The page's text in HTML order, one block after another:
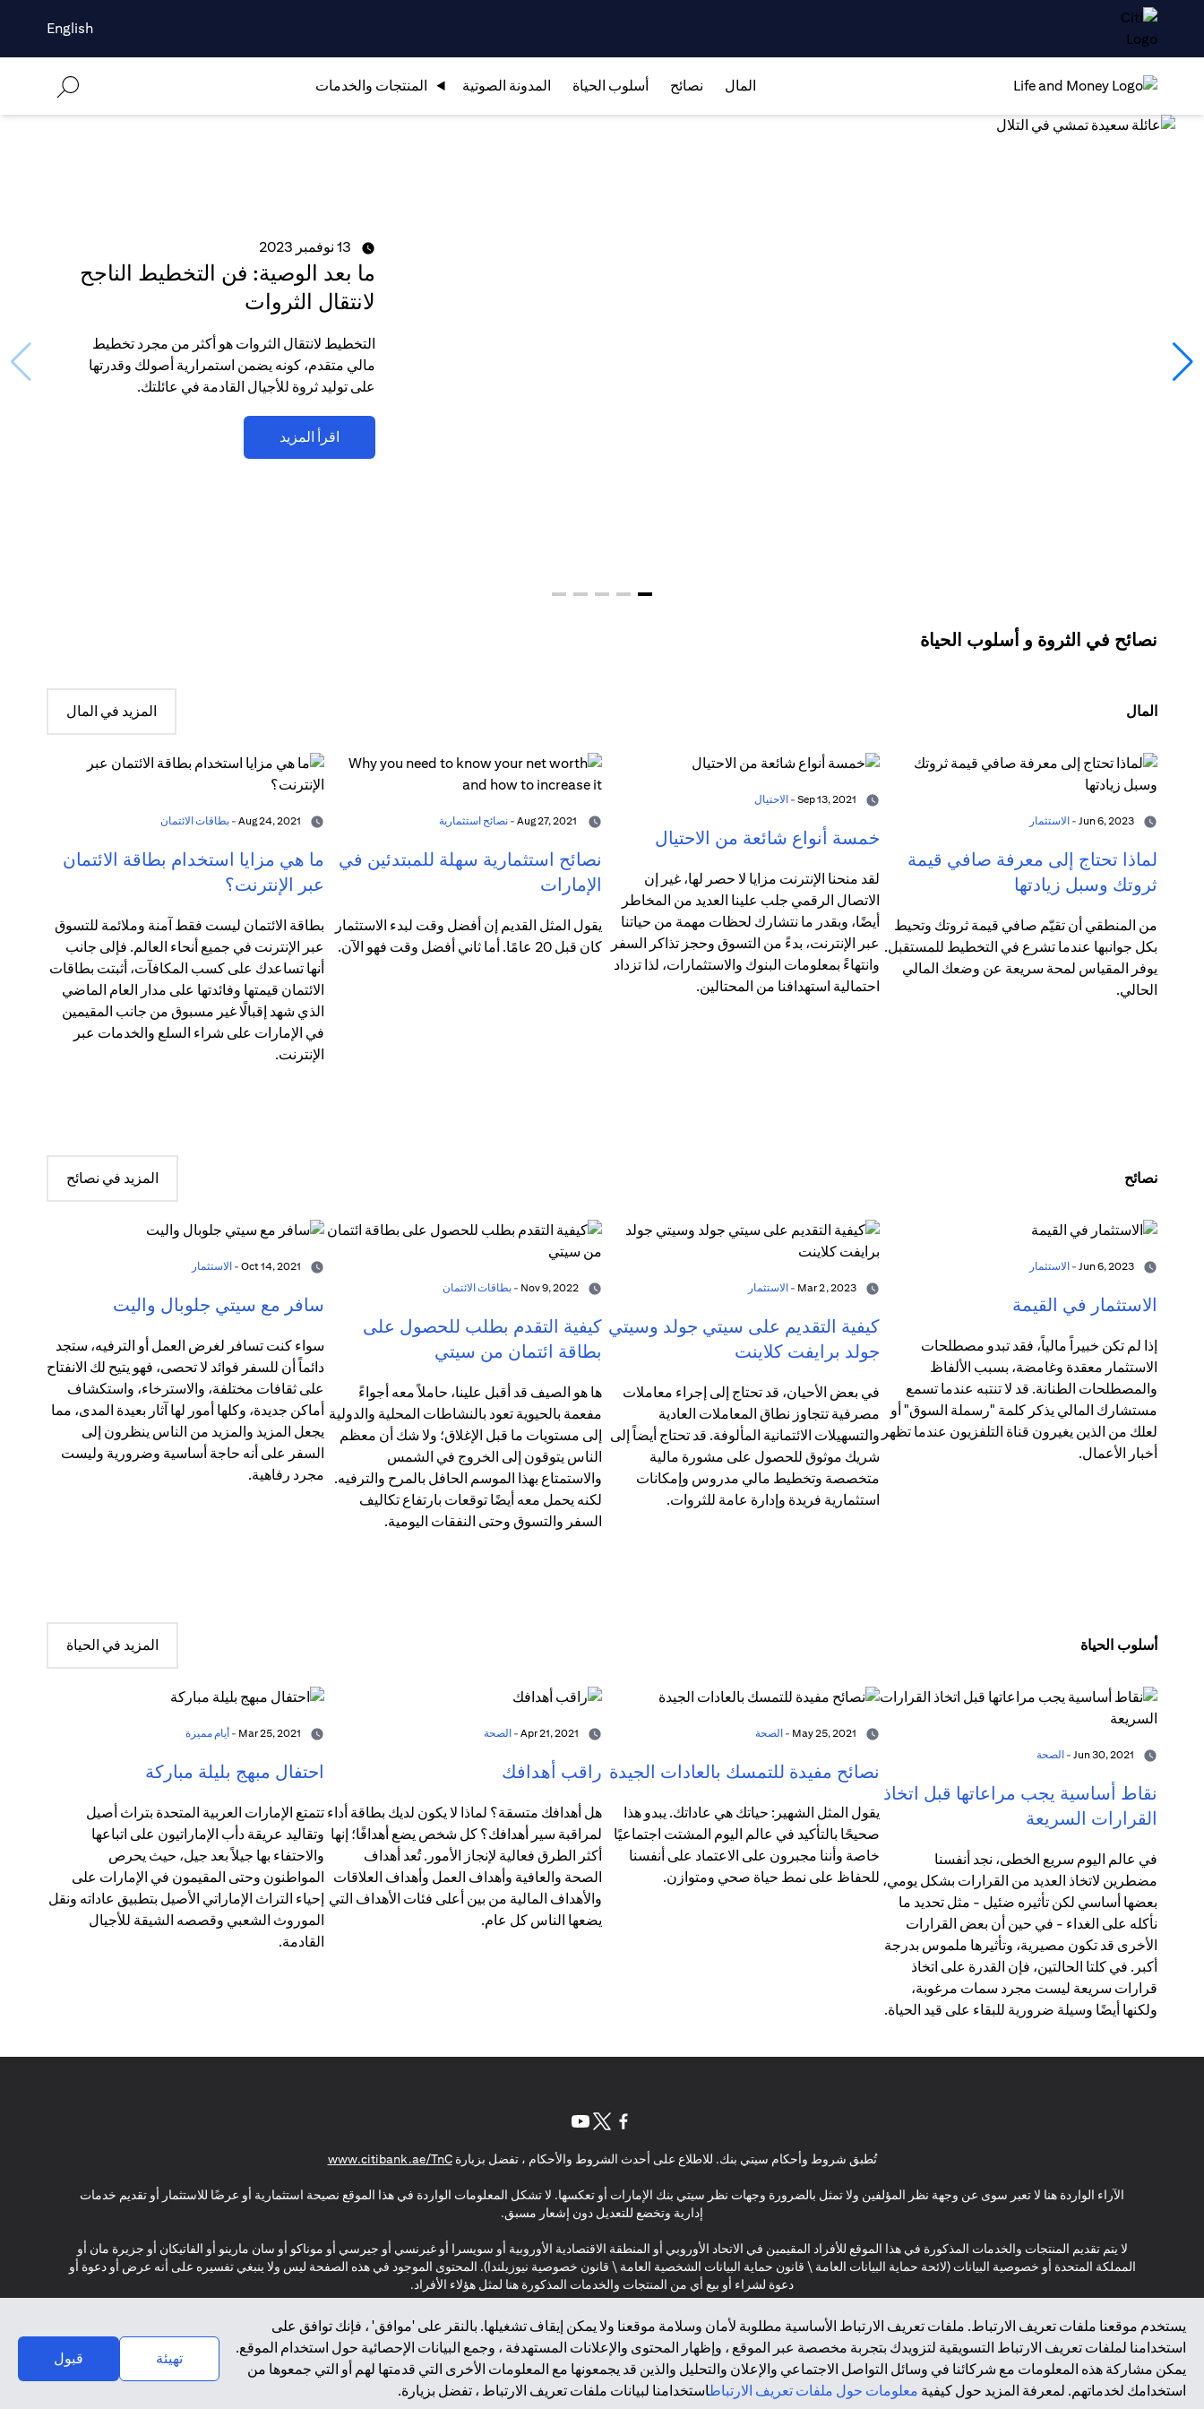
↑
English
المال نصائح أسلوب الحياة المدونة الصوتية المنتجات والخدمات
ما بعد الوصية: فن التخطيط الناجح
لانتقال الثروات
التخطيط لانتقال الثروات هو أكثر من مجرد تخطيط
مالي متقدم، كونه يضمن استمرارية أصولك وقدرتها
على توليد ثروة للأجيال القادمة في عائلتك.
اقرأ المزيد
نصائح في الثروة و أسلوب الحياة
المال المزيد في المال
الاستثمار
لماذا تحتاج إلى معرفة صافي قيمة
ثروتك وسبل زيادتها
من المنطقي أن تقيّم صافي قيمة ثروتك وتحيط
بكل جوانبها عندما تشرع في التخطيط للمستقبل.
يوفر المقياس لمحة سريعة عن وضعك المالي
الحالي.
الاحتيال
خمسة أنواع شائعة من الاحتيال
لقد منحنا الإنترنت مزايا لا حصر لها، غير إن
الاتصال الرقمي جلب علينا العديد من المخاطر
أيضًا، وبقدر ما نتشارك لحظات مهمة من حياتنا
عبر الإنترنت، بدءً من التسوق وحجز تذاكر السفر
وانتهاءً بمعلومات البنوك والاستثمارات، لذا تزداد
احتمالية استهدافنا من المحتالين.
نصائح استثمارية
نصائح استثمارية سهلة للمبتدئين في
الإمارات
يقول المثل القديم إن أفضل وقت لبدء الاستثمار
كان قبل 20 عامًا. أما ثاني أفضل وقت فهو الآن.
بطاقات الائتمان
ما هي مزايا استخدام بطاقة الائتمان
عبر الإنترنت؟
بطاقة الائتمان ليست فقط آمنة وملائمة للتسوق
عبر الإنترنت في جميع أنحاء العالم. فإلى جانب
أنها تساعدك على كسب المكافآت، أثبتت بطاقات
الائتمان قيمتها وفائدتها على مدار العام الماضي
الذي شهد إقبالًا غير مسبوق من جانب المقيمين
في الإمارات على شراء السلع والخدمات عبر
الإنترنت.
نصائح المزيد في نصائح
الاستثمار
الاستثمار في القيمة
إذا لم تكن خبيراً مالياً، فقد تبدو مصطلحات
الاستثمار معقدة وغامضة، بسبب الألفاظ
والمصطلحات الطنانة. قد لا تنتبه عندما تسمع
مستشارك المالي يذكر كلمة "رسملة السوق" أو
لعلك من الذين يغيرون قناة التلفزيون عندما تظهر
أخبار الأعمال.
الاستثمار
كيفية التقديم على سيتي جولد وسيتي
جولد برايفت كلاينت
في بعض الأحيان، قد تحتاج إلى إجراء معاملات
مصرفية تتجاوز نطاق المعاملات العادية
والتسهيلات الائتمانية المألوفة. قد تحتاج أيضاً إلى
شريك موثوق للحصول على مشورة مالية
متخصصة وتخطيط مالي مدروس وإمكانات
استثمارية فريدة وإدارة عامة للثروات.
بطاقات الائتمان
كيفية التقدم بطلب للحصول على
بطاقة ائتمان من سيتي
ها هو الصيف قد أقبل علينا، حاملاً معه أجواءً
مفعمة بالحيوية تعود بالنشاطات المحلية والدولية
إلى مستويات ما قبل الإغلاق؛ ولا شك أن معظم
الناس يتوقون إلى الخروج في الشمس
والاستمتاع بهذا الموسم الحافل بالمرح والترفيه.
لكنه يحمل معه أيضًا توقعات بارتفاع تكاليف
السفر والتسوق وحتى النفقات اليومية.
الاستثمار
سافر مع سيتي جلوبال واليت
سواء كنت تسافر لغرض العمل أو الترفيه، ستجد
دائماً أن للسفر فوائد لا تحصى، فهو يتيح لك الانفتاح
على ثقافات مختلفة، والاسترخاء، واستكشاف
أماكن جديدة، وكلها أمور لها آثار بعيدة المدى، مما
يجعل المزيد والمزيد من الناس ينظرون إلى
السفر على أنه حاجة أساسية وضرورية وليست
مجرد رفاهية.
أسلوب الحياة المزيد في الحياة
الصحة
نقاط أساسية يجب مراعاتها قبل اتخاذ
القرارات السريعة
في عالم اليوم سريع الخطى، نجد أنفسنا
مضطرين لاتخاذ العديد من القرارات بشكل يومي،
بعضها أساسي لكن تأثيره ضئيل - مثل تحديد ما
نأكله على الغداء - في حين أن بعض القرارات
الأخرى قد تكون مصيرية، وتأثيرها ملموس بدرجة
أكبر. في كلتا الحالتين، فإن القدرة على اتخاذ
قرارات سريعة ليست مجرد سمات مرغوبة،
ولكنها أيضًا وسيلة ضرورية للبقاء على قيد الحياة.
الصحة
نصائح مفيدة للتمسك بالعادات الجيدة
يقول المثل الشهير: حياتك هي عاداتك. يبدو هذا
صحيحًا بالتأكيد في عالم اليوم المشتت اجتماعيًا
خاصة وأننا مجبرون على الاعتماد على أنفسنا
للحفاظ على نمط حياة صحي ومتوازن.
الصحة
راقب أهدافك
هل أهدافك متسقة؟ لماذا لا يكون لديك بطاقة أداء
لمراقبة سير أهدافك؟ كل شخص يضع أهدافًا؛ إنها
أكثر الطرق فعالية لإنجاز الأمور. تُعد أهداف
الصحة والعافية وأهداف العمل وأهداف العلاقات
والأهداف المالية من بين أعلى فئات الأهداف التي
يضعها الناس كل عام.
أيام مميزة
احتفال مبهج بليلة مباركة
تتمتع الإمارات العربية المتحدة بتراث أصيل
وتقاليد عريقة دأب الإماراتيون على اتباعها
والاحتفاء بها جيلاً بعد جيل، حيث يحرص
المواطنون وحتى المقيمون في الإمارات على
إحياء التراث الإماراتي الأصيل بتطبيق عاداته ونقل
الموروث الشعبي وقصصه الشيقة للأجيال
القادمة.
يستخدم موقعنا ملفات تعريف الارتباط. ملفات تعريف الارتباط الأساسية مطلوبة لأمان وسلامة موقعنا ولا يمكن إيقاف تشغيلها. بالنقر على 'موافق' ، فإنك توافق على
استخدامنا لملفات تعريف الارتباط التسويقية لتزويدك بتجربة مخصصة عبر الموقع ، وإظهار المحتوى والإعلانات المستهدفة ، وجمع البيانات الإحصائية حول استخدام الموقع.
يمكن مشاركة هذه المعلومات مع شركائنا في وسائل التواصل الاجتماعي والإعلان والتحليل والذين قد يجمعونها مع المعلومات الأخرى التي قدمتها لهم أو التي جمعوها من
استخدامك لخدماتهم. لمعرفة المزيد حول كيفية معلومات حول ملفات تعريف الارتباطاستخدامنا لبيانات ملفات تعريف الارتباط ، تفضل بزيارة.
تهيئة قبول
تُطبق شروط وأحكام سيتي بنك. للاطلاع على أحدث الشروط والأحكام ، تفضل بزيارةwww.citibank.ae/TnC
(opens in a new tab)
الآراء الواردة هنا لا تعبر سوى عن وجهة نظر المؤلفين ولا تمثل بالضرورة وجهات نظر سيتي بنك الإمارات أو تعكسها. لا تشكل المعلومات الواردة في هذا الموقع نصيحة استثمارية أو عرضًا للاستثمار أو تقديم خدمات
إدارية وتخضع للتعديل دون إشعار مسبق.
لا يتم تقديم المنتجات والخدمات المذكورة في هذا الموقع للأفراد المقيمين في الاتحاد الأوروبي أو المنطقة الاقتصادية الأوروبية أو سويسرا أو غيرنسي أو جيرسي أو موناكو أو سان مارينو أو الفاتيكان أو جزيرة مان أو
المملكة المتحدة أو خصوصية البيانات (لائحة حماية البيانات العامة \ قانون حماية البيانات الشخصية العامة \ قانون خصوصية نيوزيلندا). المحتوى الموجود في هذه الصفحة ليس ولا ينبغي تفسيره على أنه عرض أو دعوة أو
دعوة لشراء أو بيع أي من المنتجات والخدمات المذكورة هنا لمثل هؤلاء الأفراد.
*GDPR – اللائحة العامة لحماية البيانات؛ * LGPD – Lei Geral de Proteção de Dados Pessoais ; *NZPA – قانون الخصوصية النيوزيلندي
2025 citibank.ae